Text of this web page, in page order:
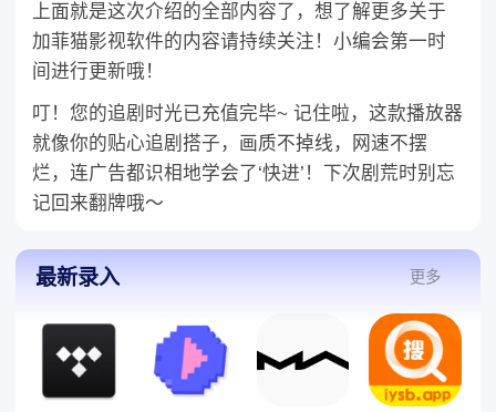
上面就是这次介绍的全部内容了，想了解更多关于
加菲猫影视软件的内容请持续关注！小编会第一时
间进行更新哦！
叮！您的追剧时光已充值完毕~ 记住啦，这款播放器
就像你的贴心追剧搭子，画质不掉线，网速不摆
烂，连广告都识相地学会了‘快进’！下次剧荒时别忘
记回来翻牌哦～
最新录入 更多